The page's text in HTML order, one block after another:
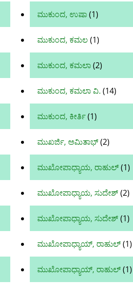
ಮುಕುಂದ, ಉಷಾ(1)
ಮುಕುಂದ, ಕಮಲ (1)
ಮುಕುಂದ, ಕಮಲಾ(2)
ಮುಕುಂದ, ಕಮಲಾ ವಿ. (14)
ಮುಕುಂದ, ಕೀರ್ತಿ(1)
ಮುಖರ್ಜಿ, ಅಮಿತಾಭ್(2)
ಮುಖೋಪಾಧ್ಯಾಯ, ರಾಹುಲ್‌(1)
ಮುಖೋಪಾಧ್ಯಾಯ, ಸುದೇಶ್(2)
ಮುಖೋಪಾಧ್ಯಾಯ, ಸುದೇಶ್‌(1)
ಮುಖೋಪಾಧ್ಯಾಯ್, ರಾಹುಲ್‌(1)
ಮುಖೋಪಾಧ್ಯಾಯ್, ರಾಹುಲ್(1)